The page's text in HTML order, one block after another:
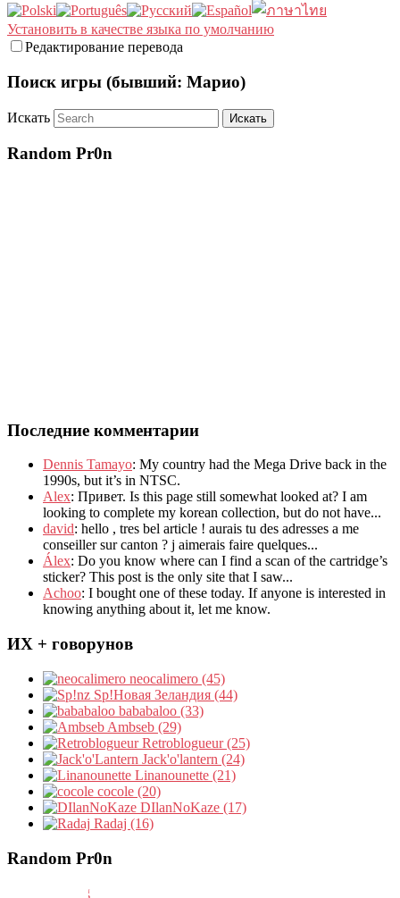
Установить в качестве языка по умолчанию
Редактирование перевода
Поиск игры (бывший: Марио)
Искать
Random Pr0n
Последние комментарии
Dennis Tamayo: My country had the Mega Drive back in the
1990s, but it’s in NTSC.
Alex: Привет. Is this page still somewhat looked at? I am
looking to complete my korean collection, but do not have...
david: hello , tres bel article ! aurais tu des adresses a me
conseiller sur canton ? j aimerais faire quelques...
Álex: Do you know where can I find a scan of the cartridge’s
sticker? This post is the only site that I saw...
Achoo: I bought one of these today. If anyone is interested in
knowing anything about it, let me know.
ИХ + говорунов
neocalimero (45)
Sp!Новая Зеландия (44)
bababaloo (33)
Ambseb (29)
Retroblogueur (25)
Jack'o'lantern (24)
Linanounette (21)
cocole (20)
DIlanNoKaze (17)
Radaj (16)
Random Pr0n